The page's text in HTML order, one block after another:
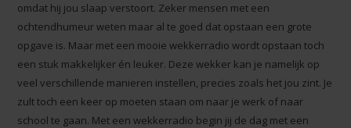
omdat hij jou slaap verstoort. Zeker mensen met een
ochtendhumeur weten maar al te goed dat opstaan een grote
opgave is. Maar met een mooie wekkerradio wordt opstaan toch
een stuk makkelijker én leuker. Deze wekker kan je namelijk op
veel verschillende manieren instellen, precies zoals het jou zint. Je
zult toch een keer op moeten staan om naar je werk of naar
school te gaan. Met een wekkerradio begin jij de dag met een